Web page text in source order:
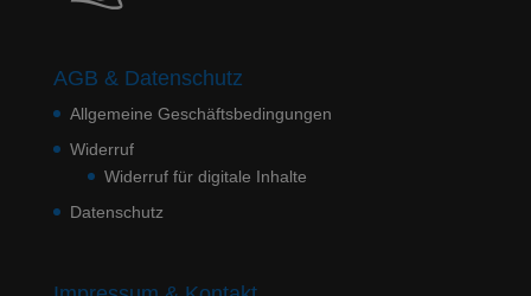
AGB & Datenschutz
Allgemeine Geschäftsbedingungen
Widerruf
Widerruf für digitale Inhalte
Datenschutz